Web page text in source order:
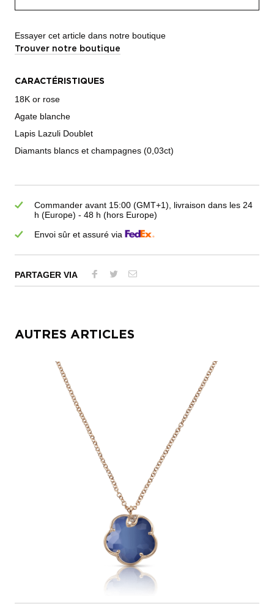
Essayer cet article dans notre boutique
Trouver notre boutique
CARACTÉRISTIQUES
18K or rose
Agate blanche
Lapis Lazuli Doublet
Diamants blancs et champagnes (0,03ct)
Commander avant 15:00 (GMT+1), livraison dans les 24
h (Europe) - 48 h (hors Europe)
Envoi sûr et assuré via
PARTAGER VIA
AUTRES ARTICLES